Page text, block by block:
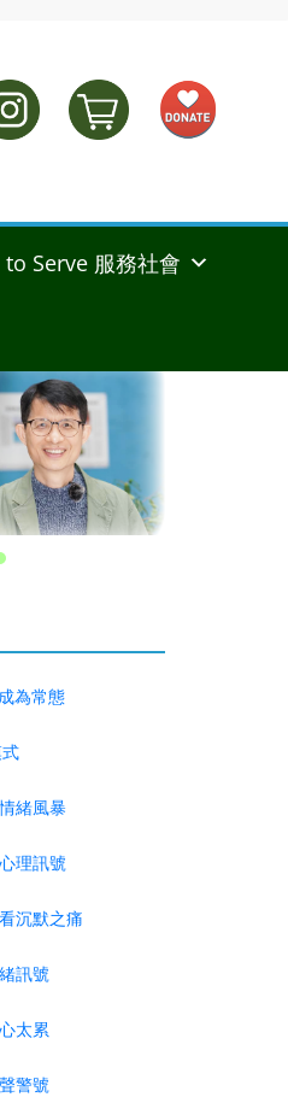
to Serve 服務社會
為常態
緒風暴
瘍的心理訊號
沉默之痛
訊號
，是心太累
警號